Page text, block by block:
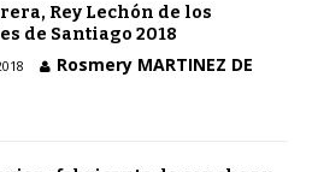
Rey Lechón de los
de Santiago 2018
Rosmery MARTINEZ DE